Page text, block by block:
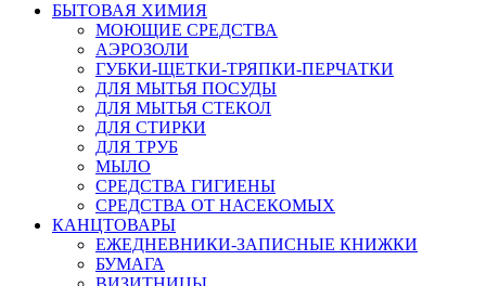
БЫТОВАЯ ХИМИЯ
МОЮЩИЕ СРЕДСТВА
АЭРОЗОЛИ
ГУБКИ-ЩЕТКИ-ТРЯПКИ-ПЕРЧАТКИ
ДЛЯ МЫТЬЯ ПОСУДЫ
ДЛЯ МЫТЬЯ СТЕКОЛ
ДЛЯ СТИРКИ
ДЛЯ ТРУБ
МЫЛО
СРЕДСТВА ГИГИЕНЫ
СРЕДСТВА ОТ НАСЕКОМЫХ
КАНЦТОВАРЫ
ЕЖЕДНЕВНИКИ-ЗАПИСНЫЕ КНИЖКИ
БУМАГА